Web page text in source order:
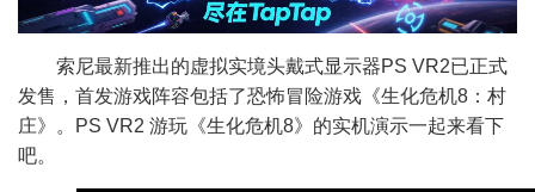
索尼最新推出的虚拟实境头戴式显示器PS VR2已正式
发售，首发游戏阵容包括了恐怖冒险游戏《生化危机8：村
庄》。PS VR2 游玩《生化危机8》的实机演示一起来看下
吧。